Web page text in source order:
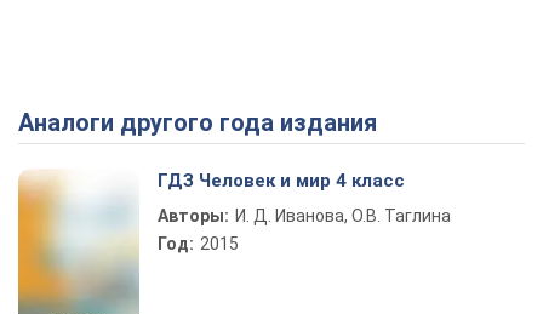
Play Video
Аналоги другого года издания
ГДЗ Человек и мир 4 класс
Авторы: И. Д. Иванова, О.В. Таглина
Год: 2015